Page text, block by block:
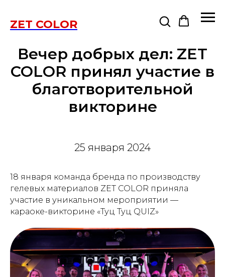
ZET COLOR
Вечер добрых дел: ZET
COLOR принял участие в
благотворительной
викторине
25 января 2024
18 января команда бренда по производству
гелевых материалов ZET COLOR приняла
участие в уникальном мероприятии —
караоке-викторине «Туц Туц QUIZ»